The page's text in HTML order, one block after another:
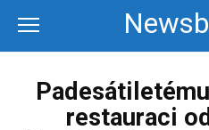
контенту
restauraci